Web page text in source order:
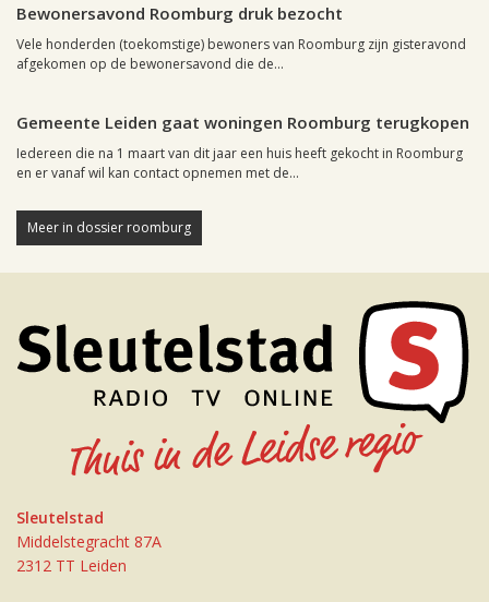
Bewonersavond Roomburg druk bezocht
Vele honderden (toekomstige) bewoners van Roomburg zijn gisteravond
afgekomen op de bewonersavond die de...
Gemeente Leiden gaat woningen Roomburg terugkopen
Iedereen die na 1 maart van dit jaar een huis heeft gekocht in Roomburg
en er vanaf wil kan contact opnemen met de...
Meer in dossier roomburg
Sleutelstad
Middelstegracht 87A
2312 TT Leiden